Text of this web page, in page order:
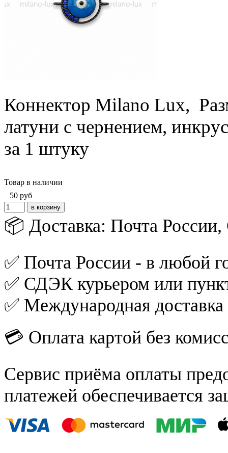
Коннектор Milano Lux,
латуни с чернением,
за 1 штуку
Товар в наличии
50 руб
📦 Доставка: Почта
✅ Почта России - в любой
✅ СДЭК курьером или
✅ Международная
💳 Оплата картой без
Сервис приёма оплаты
платежей обеспечивается